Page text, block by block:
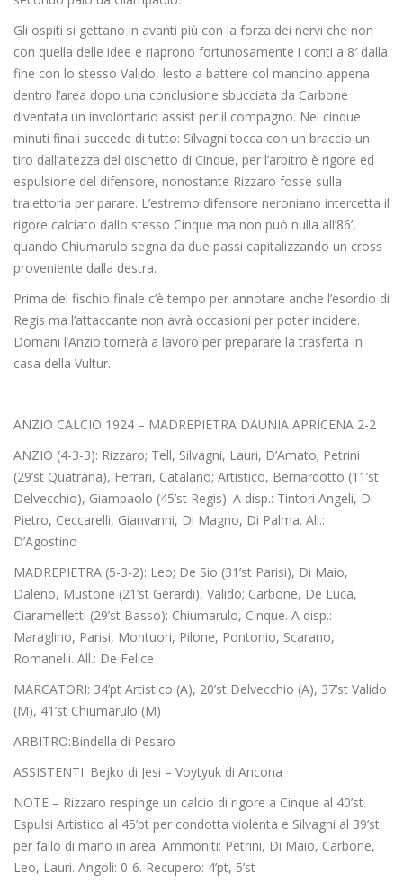
Gli ospiti si gettano in avanti più con la forza dei nervi che non
con quella delle idee e riaprono fortunosamente i conti a 8′ dalla
fine con lo stesso Valido, lesto a battere col mancino appena
dentro l’area dopo una conclusione sbucciata da Carbone
diventata un involontario assist per il compagno. Nei cinque
minuti finali succede di tutto: Silvagni tocca con un braccio un
tiro dall’altezza del dischetto di Cinque, per l’arbitro è rigore ed
espulsione del difensore, nonostante Rizzaro fosse sulla
traiettoria per parare. L’estremo difensore neroniano intercetta il
rigore calciato dallo stesso Cinque ma non può nulla all’86’,
quando Chiumarulo segna da due passi capitalizzando un cross
proveniente dalla destra.
Prima del fischio finale c’è tempo per annotare anche l’esordio di
Regis ma l’attaccante non avrà occasioni per poter incidere.
Domani l’Anzio tornerà a lavoro per preparare la trasferta in
casa della Vultur.
ANZIO CALCIO 1924 – MADREPIETRA DAUNIA APRICENA 2-2
ANZIO (4-3-3): Rizzaro; Tell, Silvagni, Lauri, D’Amato; Petrini
(29’st Quatrana), Ferrari, Catalano; Artistico, Bernardotto (11’st
Delvecchio), Giampaolo (45’st Regis). A disp.: Tintori Angeli, Di
Pietro, Ceccarelli, Gianvanni, Di Magno, Di Palma. All.:
D’Agostino
MADREPIETRA (5-3-2): Leo; De Sio (31’st Parisi), Di Maio,
Daleno, Mustone (21’st Gerardi), Valido; Carbone, De Luca,
Ciaramelletti (29’st Basso); Chiumarulo, Cinque. A disp.:
Maraglino, Parisi, Montuori, Pilone, Pontonio, Scarano,
Romanelli. All.: De Felice
MARCATORI: 34’pt Artistico (A), 20’st Delvecchio (A), 37’st Valido
(M), 41’st Chiumarulo (M)
ARBITRO:Bindella di Pesaro
ASSISTENTI: Bejko di Jesi – Voytyuk di Ancona
NOTE – Rizzaro respinge un calcio di rigore a Cinque al 40’st.
Espulsi Artistico al 45’pt per condotta violenta e Silvagni al 39’st
per fallo di mano in area. Ammoniti: Petrini, Di Maio, Carbone,
Leo, Lauri. Angoli: 0-6. Recupero: 4’pt, 5’st